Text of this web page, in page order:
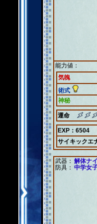
能力値：
気魄
術式
神秘
運命
EXP：6504
サイキックエ
武器： 解体ナ
防具： 中学女